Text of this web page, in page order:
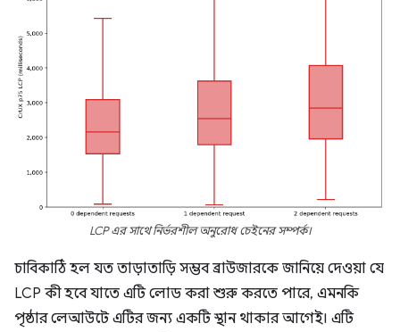
LCP এর সাথে নির্ভরশীল অনুরোধ চেইনের সম্পর্ক।
চাবিকাঠি হল যত তাড়াতাড়ি সম্ভব ব্রাউজারকে জানিয়ে দেওয়া যে
LCP কী হবে যাতে এটি লোড করা শুরু করতে পারে, এমনকি
পৃষ্ঠার লেআউটে এটির জন্য একটি স্থান থাকার আগেই। এটি